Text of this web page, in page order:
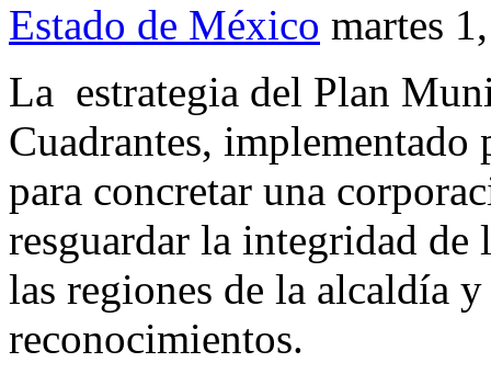
Estado de México martes
La estrategia del Plan
Cuadrantes,
para concretar una
resguardar la integridad de
las regiones de la alcaldía
reconocimientos.